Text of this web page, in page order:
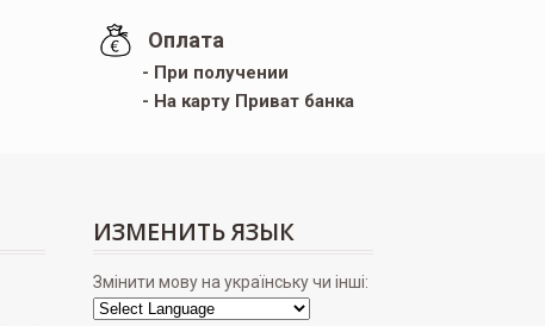
Оплата
- При получении
- На карту Приват банка
ИЗМЕНИТЬ ЯЗЫК
Змінити мову на українську чи інші: